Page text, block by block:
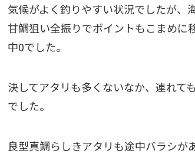
気候がよく釣りやすい状況でしたが
甘鯛狙い全振りでポイントもこまめに
中0でした。
決してアタリも多くないなか、連れて
でした。
良型真鯛らしきアタリも途中バラシ